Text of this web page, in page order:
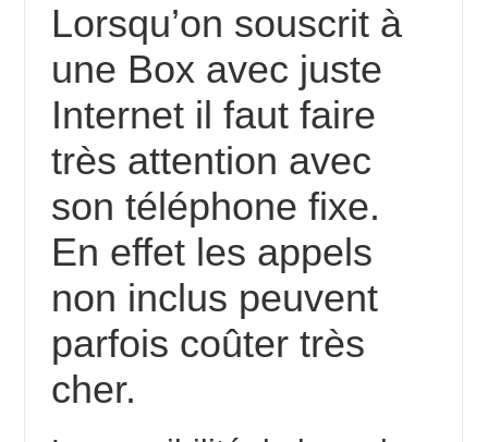
Lorsqu’on souscrit à
une Box avec juste
Internet il faut faire
très attention avec
son téléphone fixe.
En effet les appels
non inclus peuvent
parfois coûter très
cher.